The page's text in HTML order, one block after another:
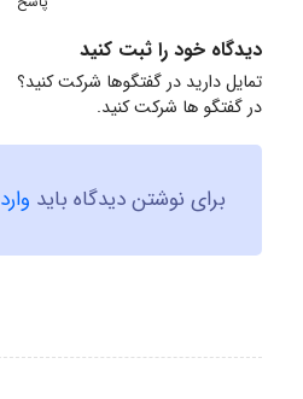
دیدگاه خود را ثبت کنید
تمایل دارید در گفتگوها شرکت کنید؟
در گفتگو ها شرکت کنید.
برای نوشتن دیدگاه باید وارد